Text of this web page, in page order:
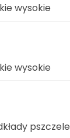
wysokie
wysokie
pszczele